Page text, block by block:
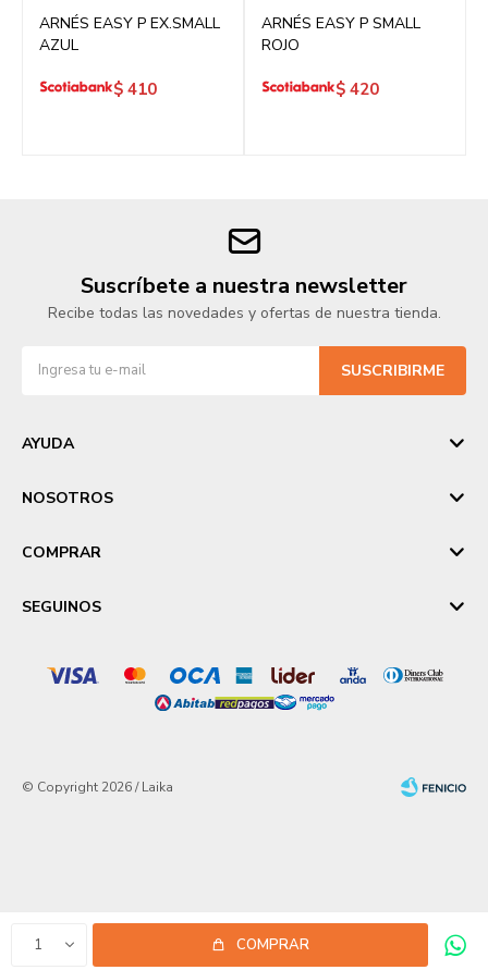
1 COMPRAR
ARNÉS EASY P EX.SMALL
AZUL
$ 410
ARNÉS EASY P SMALL
ROJO
$ 420
Suscríbete a nuestra newsletter
Recibe todas las novedades y ofertas de nuestra tienda.
SUSCRIBIRME
AYUDA
NOSOTROS
COMPRAR
SEGUINOS
© Copyright 2026 / Laika